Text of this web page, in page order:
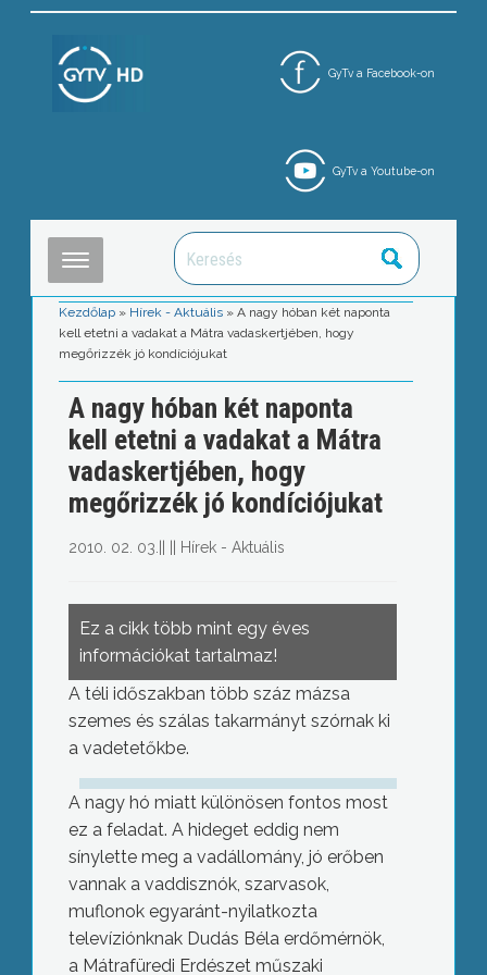
GyTv a Facebook-on
GyTv a Youtube-on
Kezdőlap » Hírek - Aktuális »A nagy hóban két naponta
kell etetni a vadakat a Mátra vadaskertjében, hogy
megőrizzék jó kondíciójukat
A nagy hóban két naponta
kell etetni a vadakat a Mátra
vadaskertjében, hogy
megőrizzék jó kondíciójukat
2010. 02. 03. Hírek - Aktuális
Ez a cikk több mint egy éves
információkat tartalmaz!
A téli időszakban több száz mázsa
szemes és szálas takarmányt szórnak ki
a vadetetőkbe.
A nagy hó miatt különösen fontos most
ez a feladat. A hideget eddig nem
sínylette meg a vadállomány, jó erőben
vannak a vaddisznók, szarvasok,
muflonok egyaránt-nyilatkozta
televíziónknak Dudás Béla erdőmérnök,
a Mátrafüredi Erdészet műszaki